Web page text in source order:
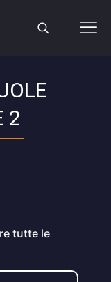
2
tutte le